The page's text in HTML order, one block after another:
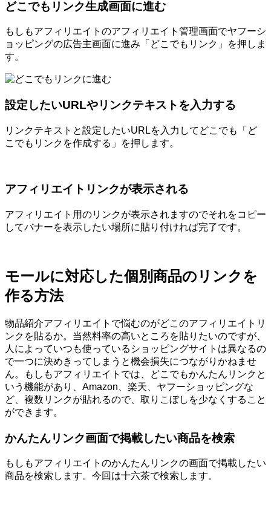
どこでもリンク生成画面に進む
もしもアフィリエイトのアフィリエイト管理画面でヤフーシ
ョッピングの広告主画面に進み「どこでもリンク」を押しま
す。
設定したいURLやリンクテキストを入力する
リンクテキストと設定したいURLを入力してどこでも「ど
こでもリンクを作成する」を押します。
アフィリエイトリンクが表示される
アフィリエイト用のリンクが表示されますのでそれをコピー
してバナーを表示したい場所に貼り付ければ完了です。
モールに対応した個別商品のリンクを
作る方法
物品紹介アフィリエイトで悩むのがどこのアフィリエイトリ
ンクを貼るか。当然料率の高いところを貼りたいのですが、
人によっていつも使っているショッピングサイトは異なるの
で一つに決めきってしまうと機会損失につながりかねませ
ん。もしもアフィリエイトでは、どこでもかんたんリンクと
いう機能があり、Amazon、楽天、ヤフーショッピングな
ど、複数リンクが貼れるので、取りこぼしを少なくすること
ができます。
かんたんリンク画面で掲載したい商品を検索
もしもアフィリエイトのかんたんリンクの画面で掲載したい
商品を検索します。今回は十六茶で検索します。